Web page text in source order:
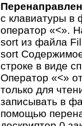
с клавиатуры в
оператор «<».
sort из файла
sort
строке в виде
Оператор «<»
только для
записывать в
помощью